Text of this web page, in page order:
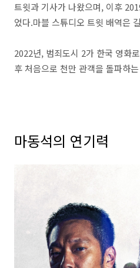
트윗과 기사가 나왔으며, 이후
었다.마블 스튜디오 트윗 배역은
2022년, 범죄도시 2가 한국 영화
후 처음으로 천만 관객을 돌파하
마동석의 연기력